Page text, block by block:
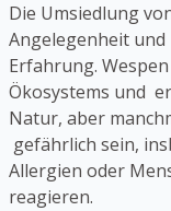
Die Umsiedlung
Angelegenheit
Erfahrung.
Ökosystems und
Natur, aber
gefährlich sein,
Allergien oder
reagieren.